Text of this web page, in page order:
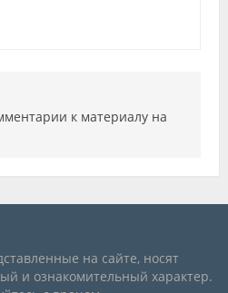
к материалу на
на сайте, носят
и ознакомительный характер.